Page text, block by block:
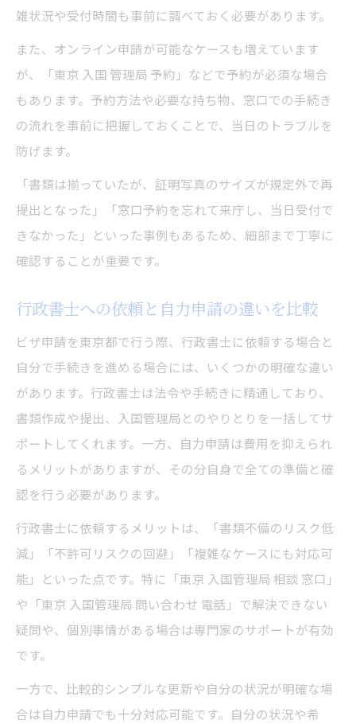
雑状況や受付時間も事前に調べておく必要があります。
また、オンライン申請が可能なケースも増えています
が、「東京 入国 管理局 予約」などで予約が必須な場合
もあります。予約方法や必要な持ち物、窓口での手続き
の流れを事前に把握しておくことで、当日のトラブルを
防げます。
「書類は揃っていたが、証明写真のサイズが規定外で再
提出となった」「窓口予約を忘れて来庁し、当日受付で
きなかった」といった事例もあるため、細部まで丁寧に
確認することが重要です。
行政書士への依頼と自力申請の違いを比較
ビザ申請を東京都で行う際、行政書士に依頼する場合と
自分で手続きを進める場合には、いくつかの明確な違い
があります。行政書士は法令や手続きに精通しており、
書類作成や提出、入国管理局とのやりとりを一括してサ
ポートしてくれます。一方、自力申請は費用を抑えられ
るメリットがありますが、その分自身で全ての準備と確
認を行う必要があります。
行政書士に依頼するメリットは、「書類不備のリスク低
減」「不許可リスクの回避」「複雑なケースにも対応可
能」といった点です。特に「東京 入国管理局 相談 窓口」
や「東京 入国管理局 問い合わせ 電話」で解決できない
疑問や、個別事情がある場合は専門家のサポートが有効
です。
一方で、比較的シンプルな更新や自分の状況が明確な場
合は自力申請でも十分対応可能です。自分の状況や希